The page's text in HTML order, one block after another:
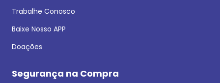
Trabalhe Conosco
Baixe Nosso APP
Doações
Segurança na Compra